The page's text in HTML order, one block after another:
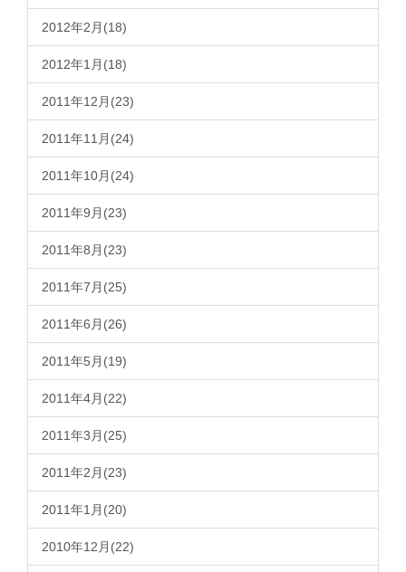
2012年2月(18)
2012年1月(18)
2011年12月(23)
2011年11月(24)
2011年10月(24)
2011年9月(23)
2011年8月(23)
2011年7月(25)
2011年6月(26)
2011年5月(19)
2011年4月(22)
2011年3月(25)
2011年2月(23)
2011年1月(20)
2010年12月(22)